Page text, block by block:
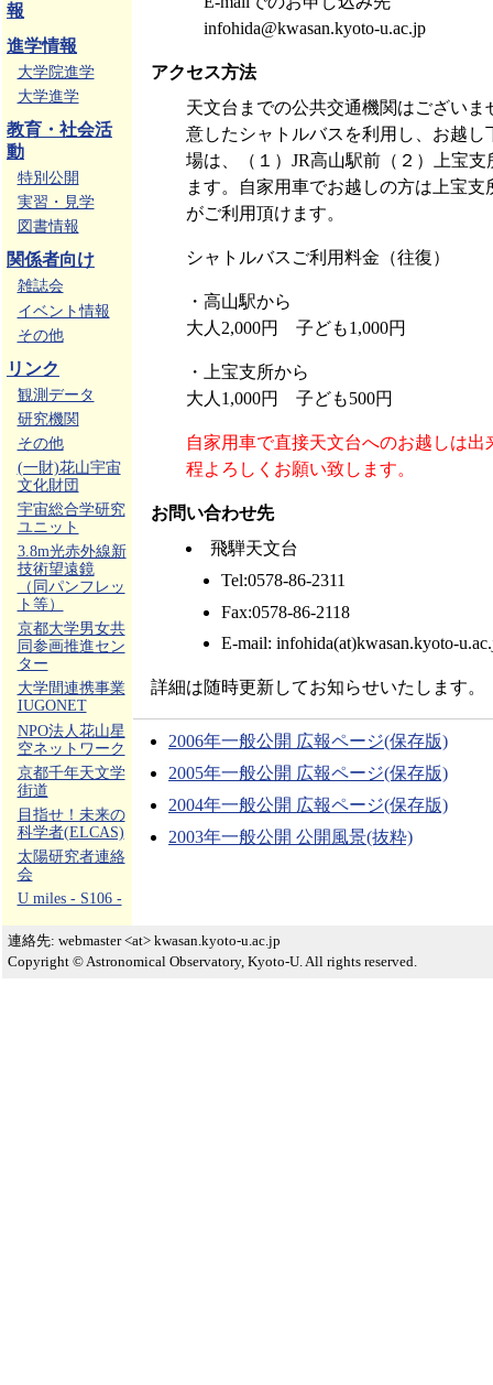
報
進学情報
大学院進学
大学進学
教育・社会活
動
特別公開
実習・見学
図書情報
関係者向け
雑誌会
イベント情報
その他
リンク
観測データ
研究機関
その他
(一財)花山宇宙
文化財団
宇宙総合学研究
ユニット
3.8m光赤外線新
技術望遠鏡
（同パンフレッ
ト等）
京都大学男女共
同参画推進セン
ター
大学間連携事業
IUGONET
NPO法人花山星
空ネットワーク
京都千年天文学
街道
目指せ！未来の
科学者(ELCAS)
太陽研究者連絡
会
U miles - S106 -
infohida@kwasan.kyoto-u.ac.jp
アクセス方法
天文台までの公共交通機関はございま
意したシャトルバスを利用し、お越し
場は、（１）JR高山駅前（２）上宝
ます。自家用車でお越しの方は上宝
がご利用頂けます。
シャトルバスご利用料金（往復）
・高山駅から
大人2,000円 子ども1,000円
・上宝支所から
大人1,000円 子ども500円
自家用車で直接天文台へのお越しは出
程よろしくお願い致します。
お問い合わせ先
飛騨天文台
Tel:0578-86-2311
Fax:0578-86-2118
E-mail: infohida(at)kwasan.kyoto-
詳細は随時更新してお知らせいたします。
2006年一般公開 広報ページ(保存版)
2005年一般公開 広報ページ(保存版)
2004年一般公開 広報ページ(保存版)
2003年一般公開 公開風景(抜粋)
連絡先: webmaster <at> kwasan.kyoto-u.ac.jp
Copyright © Astronomical Observatory, Kyoto-U. All rights reserved.